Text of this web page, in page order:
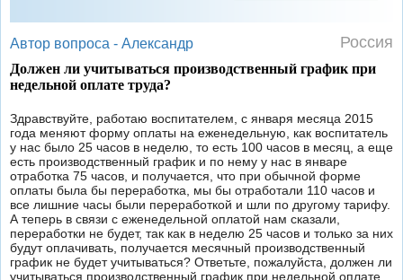
Автор вопроса - Александр Россия
Должен ли учитываться производственный график при
недельной оплате труда?
Здравствуйте, работаю воспитателем, с января месяца 2015
года меняют форму оплаты на еженедельную, как воспитатель
у нас было 25 часов в неделю, то есть 100 часов в месяц, а еще
есть производственный график и по нему у нас в январе
отработка 75 часов, и получается, что при обычной форме
оплаты была бы переработка, мы бы отработали 110 часов и
все лишние часы были переработкой и шли по другому тарифу.
А теперь в связи с еженедельной оплатой нам сказали,
переработки не будет, так как в неделю 25 часов и только за них
будут оплачивать, получается месячный производственный
график не будет учитываться? Ответьте, пожалуйста, должен ли
учитываться производственный график при недельной оплате